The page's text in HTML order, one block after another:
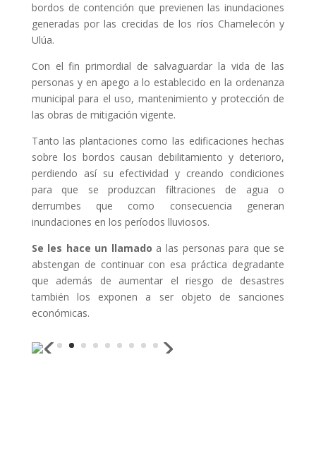
bordos de contención que previenen las inundaciones
generadas por las crecidas de los ríos Chamelecón y
Ulúa.
Con el fin primordial de salvaguardar la vida de las
personas y en apego a lo establecido en la ordenanza
municipal para el uso, mantenimiento y protección de
las obras de mitigación vigente.
Tanto las plantaciones como las edificaciones hechas
sobre los bordos causan debilitamiento y deterioro,
perdiendo así su efectividad y creando condiciones
para que se produzcan filtraciones de agua o
derrumbes que como consecuencia generan
inundaciones en los períodos lluviosos.
Se les hace un llamado a las personas para que se
abstengan de continuar con esa práctica degradante
que además de aumentar el riesgo de desastres
también los exponen a ser objeto de sanciones
económicas.